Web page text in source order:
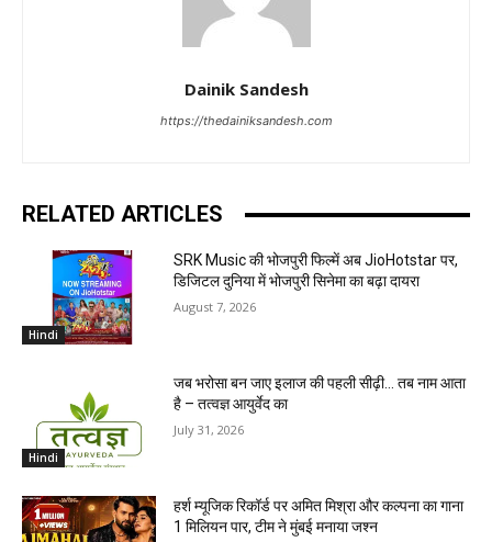
Dainik Sandesh
https://thedainiksandesh.com
RELATED ARTICLES
Hindi
SRK Music की भोजपुरी फिल्में अब JioHotstar पर,
डिजिटल दुनिया में भोजपुरी सिनेमा का बढ़ा दायरा
August 7, 2026
Hindi
जब भरोसा बन जाए इलाज की पहली सीढ़ी… तब नाम आता
है – तत्वज्ञ आयुर्वेद का
July 31, 2026
हर्श म्यूजिक रिकॉर्ड पर अमित मिश्रा और कल्पना का गाना
1 मिलियन पार, टीम ने मुंबई मनाया जश्न